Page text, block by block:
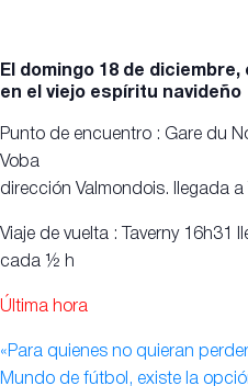
El domingo 18 de
en el viejo espíritu navideño
Punto de encuentro : Gare du
Voba
dirección Valmondois. llegada a
Viaje de vuelta : Taverny 16h31
cada ½ h
Última hora
«Para quienes no quieran
Mundo de fútbol, existe la